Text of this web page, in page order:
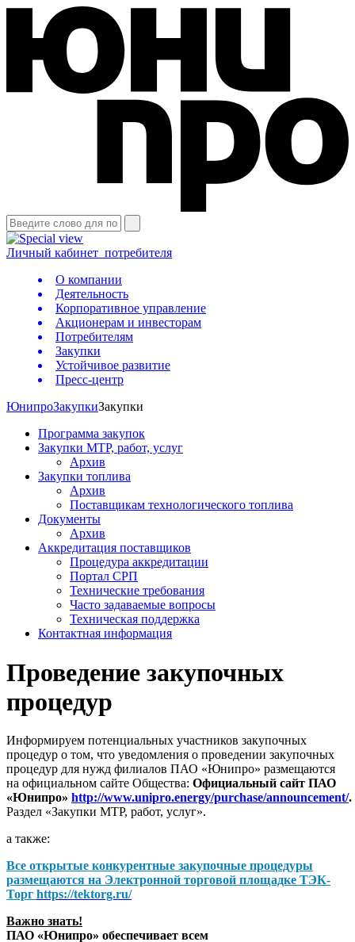
Личный кабинет потребителя
О компании
Деятельность
Корпоративное управление
Акционерам и инвесторам
Потребителям
Закупки
Устойчивое развитие
Пресс-центр
ЮнипроЗакупкиЗакупки
Программа закупок
Закупки МТР, работ, услуг
Архив
Закупки топлива
Архив
Поставщикам технологического топлива
Документы
Архив
Аккредитация поставщиков
Процедура аккредитации
Портал СРП
Технические требования
Часто задаваемые вопросы
Техническая поддержка
Контактная информация
Проведение закупочных
процедур
Информируем потенциальных участников закупочных
процедур о том, что уведомления о проведении закупочных
процедур для нужд филиалов ПАО «Юнипро» размещаются
на официальном сайте Общества: Официальный сайт ПАО
«Юнипро» http://www.unipro.energy/purchase/announcement/.
Раздел «Закупки МТР, работ, услуг».
а также:
Все открытые конкурентные закупочные процедуры
размещаются на Электронной торговой площадке ТЭК-
Торг https://tektorg.ru/
Важно знать!
ПАО «Юнипро» обеспечивает всем